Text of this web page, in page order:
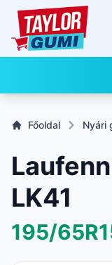
Főoldal Nyári
LK41
195/